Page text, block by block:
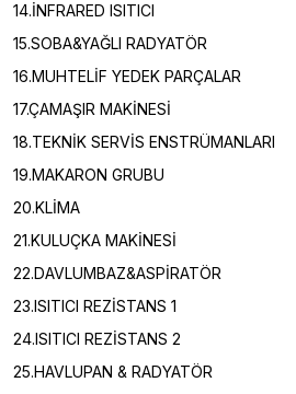
14.İNFRARED ISITICI
15.SOBA&YAĞLI RADYATÖR
16.MUHTELİF YEDEK PARÇALAR
17.ÇAMAŞIR MAKİNESİ
18.TEKNİK SERVİS ENSTRÜMANLARI
19.MAKARON GRUBU
20.KLİMA
21.KULUÇKA MAKİNESİ
22.DAVLUMBAZ&ASPİRATÖR
23.ISITICI REZİSTANS 1
24.ISITICI REZİSTANS 2
25.HAVLUPAN & RADYATÖR